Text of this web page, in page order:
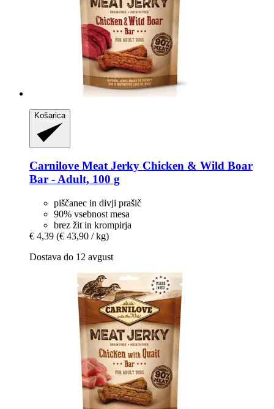
Košarica
Carnilove Meat Jerky Chicken & Wild Boar
Bar -​ Adult, 100 g
piščanec in divji prašič
90% vsebnost mesa
brez žit in krompirja
€ 4,39 (€ 43,90 / kg)
Dostava do 12 avgust